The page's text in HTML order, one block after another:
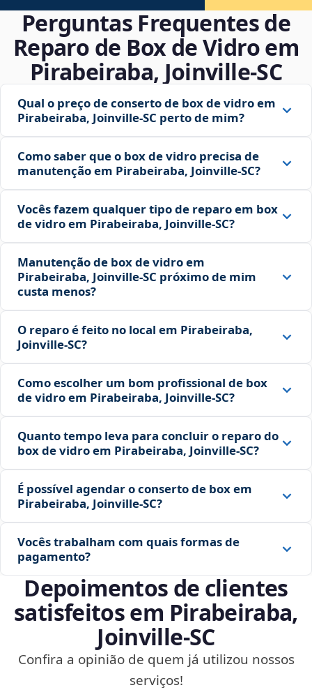
Perguntas Frequentes de
Reparo de Box de Vidro em
Pirabeiraba, Joinville‑SC
Qual o preço de conserto de box de vidro em
Pirabeiraba, Joinville‑SC perto de mim?
Como saber que o box de vidro precisa de
manutenção em Pirabeiraba, Joinville‑SC?
Vocês fazem qualquer tipo de reparo em box
de vidro em Pirabeiraba, Joinville‑SC?
Manutenção de box de vidro em
Pirabeiraba, Joinville‑SC próximo de mim
custa menos?
O reparo é feito no local em Pirabeiraba,
Joinville‑SC?
Como escolher um bom profissional de box
de vidro em Pirabeiraba, Joinville‑SC?
Quanto tempo leva para concluir o reparo do
box de vidro em Pirabeiraba, Joinville‑SC?
É possível agendar o conserto de box em
Pirabeiraba, Joinville‑SC?
Vocês trabalham com quais formas de
pagamento?
Depoimentos de clientes
satisfeitos em Pirabeiraba,
Joinville‑SC
Confira a opinião de quem já utilizou nossos
serviços!